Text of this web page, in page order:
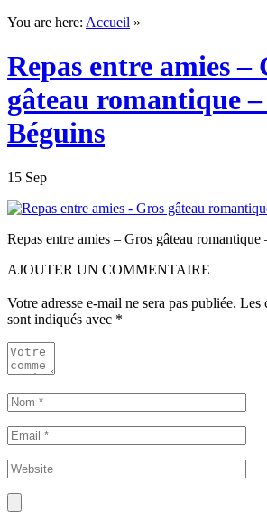
You are here: Accueil »
Repas entre amies –
gâteau romantique
Béguins
15 Sep
Repas entre amies – Gros gâteau romantique
AJOUTER UN COMMENTAIRE
Votre adresse e-mail ne sera pas publiée. Les
sont indiqués avec *